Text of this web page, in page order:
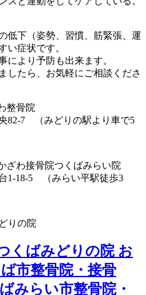
低下（姿勢、習慣、筋緊張、運
い症状です。
により予防も出来ます。
したら、お気軽にご相談くださ
整骨院
82-7 （みどりの駅より車で5
ざわ接骨院つくばみらい院
1-18-5 （みらい平駅徒歩3